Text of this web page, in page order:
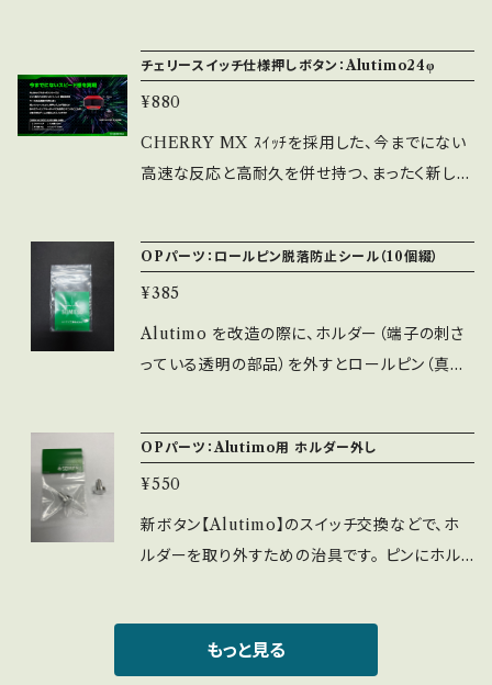
r Top＊1（ロゴ入マット白仕様）・STD用スイッ
チ取付ガイド＊1（限定色紫）・SSベース＊1・和柄
＊1・STD20％弱スプリング＊1・PRO20％弱ス
プリング＊1
売りのワッシャーを挟むことで、より入力位置の
深いスイッチのも対応できます。 ※取付穴30φ
※ﾈｼﾞ式ﾀｲﾌﾟ ※CHERRY MX銀軸仕様
【注意】 ・CHERRY MX ｽｲｯﾁはｱｸﾁｭｴｰｼｮﾝﾎﾟｲ
さを調整してください。 ・ｽｲｯﾁをﾎﾙﾀﾞｰにはめ込
む際、ｽｲｯﾁの端子が曲がる可能性がありますの
でご注意ください。
チェリースイッチ仕様押しボタン：Alutimo24φ
¥880
CHERRY MX ｽｲｯﾁを採用した、今までにない
高速な反応と高耐久を併せ持つ、まったく新しい
売りのワッシャーを挟むことで、より入力位置の
深いスイッチのも対応できます。 ※取付穴24φ
※ﾈｼﾞ式ﾀｲﾌﾟ ※CHERRY MX銀軸仕様 【注
意】 ・CHERRY MX ｽｲｯﾁはｱｸﾁｭｴｰｼｮﾝﾎﾟｲﾝﾄ
を調整してください。 ・ｽｲｯﾁをﾎﾙﾀﾞｰにはめ込む
際、ｽｲｯﾁの端子が曲がる可能性がありますので
ご注意ください。
OPパーツ：ロールピン脱落防止シール（10個綴）
¥385
Alutimo を改造の際に、ホルダー（端子の刺さ
っている透明の部品）を外すとロールピン（真鍮
貼っていただく事により、脱落防止及びメンテ性
がアップするシールです。 ※10枚綴り1セットの
販売となります。 ※チェリースイッチの端子を通
す穴が開いておりますので、向きに注意して貼っ
OPパーツ：Alutimo用 ホルダー外し
¥550
新ボタン【Alutimo】のスイッチ交換などで、ホ
ルダーを取り外すための治具です。 ピンにホル
ピンの紛失にご注意下さい。
もっと見る